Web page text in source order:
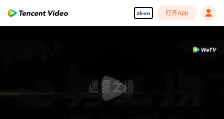
zh-cn 打开App